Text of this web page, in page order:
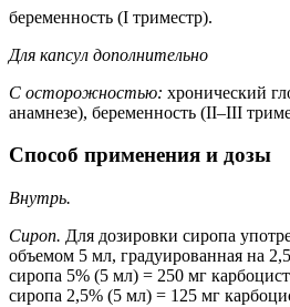
беременность (I триместр).
Для капсул дополнительно
С осторожностью: хронический
анамнезе), беременность (II–III
Способ применения и дозы
Внутрь.
Сироп. Для дозировки сиропа
объемом 5 мл, градуированная на
сиропа 5% (5 мл) = 250 мг
сиропа 2,5% (5 мл) = 125 мг